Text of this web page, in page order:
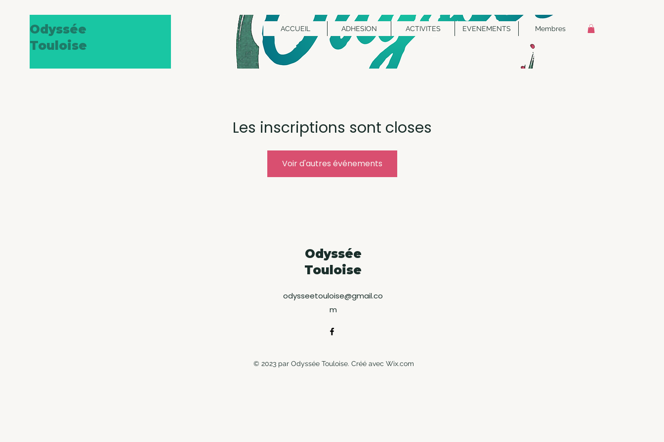
Odyssée
Touloise
ACCUEIL ADHESION ACTIVITES EVENEMENTS Membres
Les inscriptions sont closes
Voir d'autres événements
Odyssée
Touloise
odysseetouloise@gmail.co
m
© 2023 par Odyssée Touloise. Créé avec Wix.com